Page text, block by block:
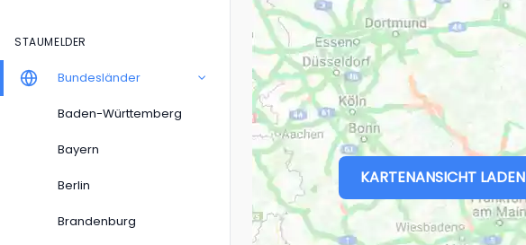
STAUMELDER
Bundesländer
Baden-Württemberg
Bayern
Berlin
Brandenburg
KARTENANSICHT LADEN